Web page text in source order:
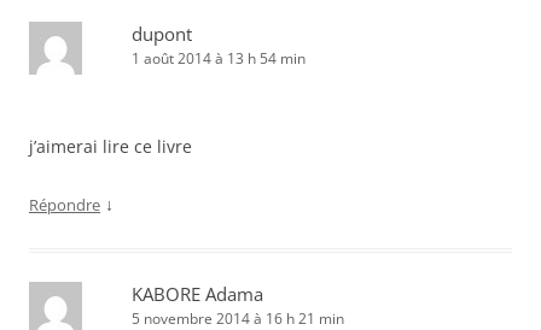
dupont
1 août 2014 à 13 h 54 min
j’aimerai lire ce livre
Répondre ↓
KABORE Adama
5 novembre 2014 à 16 h 21 min